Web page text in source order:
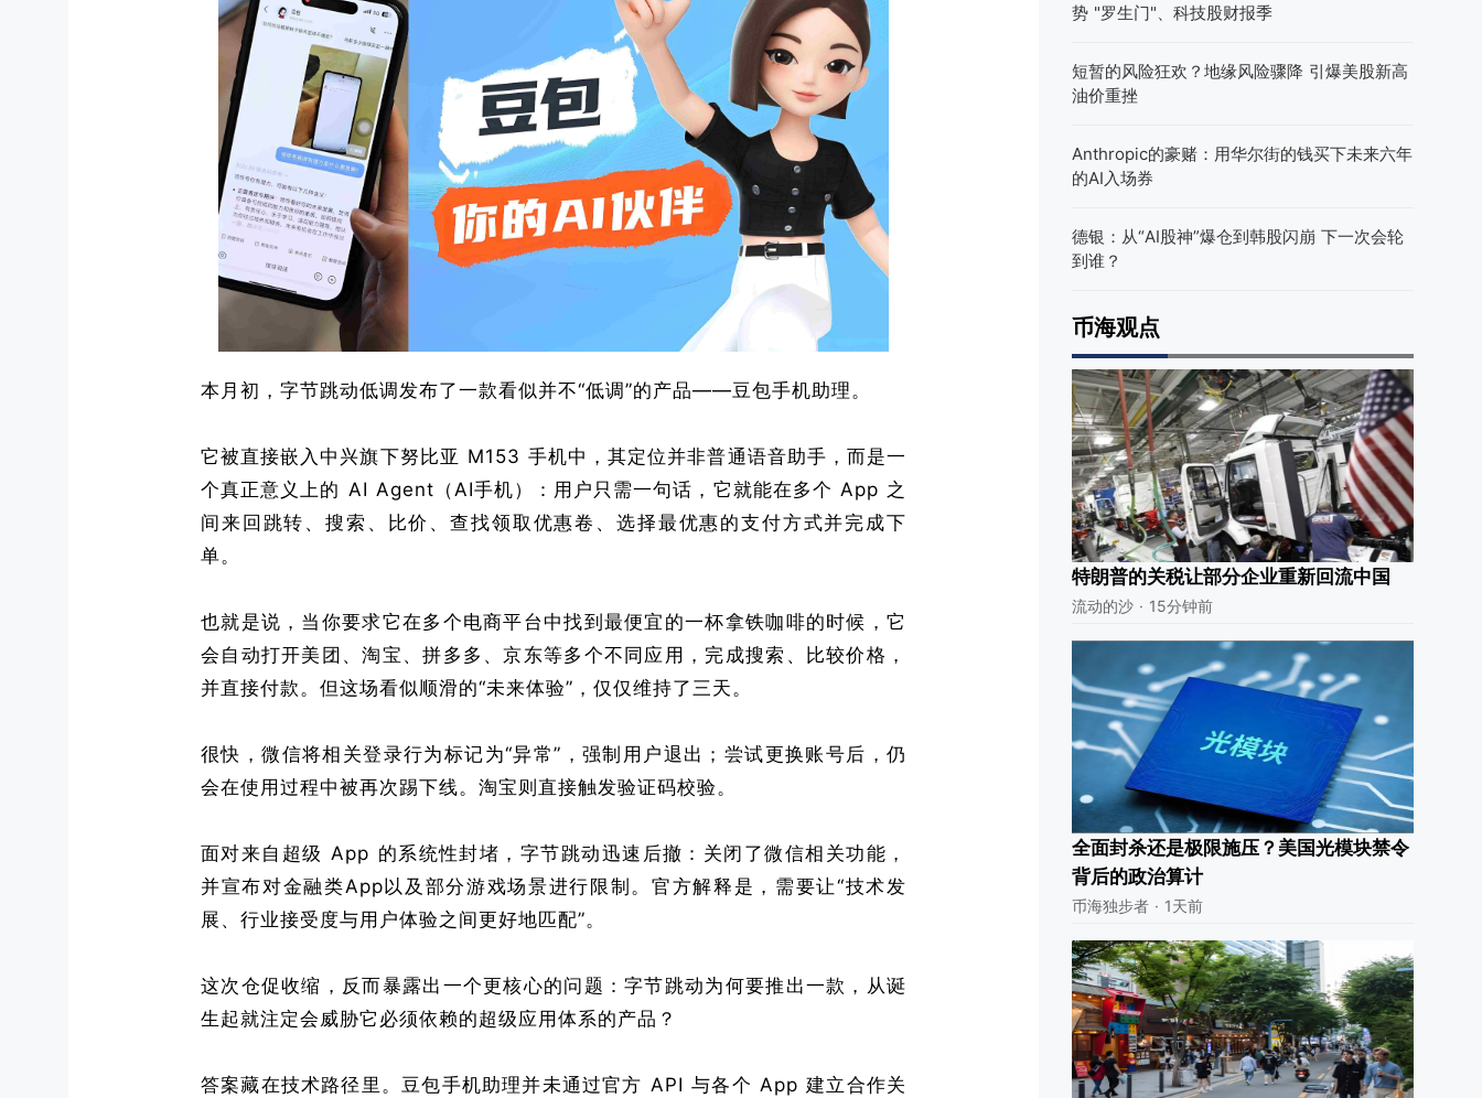
本月初，字节跳动低调发布了一款看似并不“低调”的产品——豆包手机助理。
它被直接嵌入中兴旗下努比亚 M153 手机中，其定位并非普通语音助手，而是一
个真正意义上的 AI Agent（AI手机）：用户只需一句话，它就能在多个 App 之
间来回跳转、搜索、比价、查找领取优惠卷、选择最优惠的支付方式并完成下
单。
也就是说，当你要求它在多个电商平台中找到最便宜的一杯拿铁咖啡的时候，它
会自动打开美团、淘宝、拼多多、京东等多个不同应用，完成搜索、比较价格，
并直接付款。但这场看似顺滑的“未来体验”，仅仅维持了三天。
很快，微信将相关登录行为标记为“异常”，强制用户退出；尝试更换账号后，仍
会在使用过程中被再次踢下线。淘宝则直接触发验证码校验。
面对来自超级 App 的系统性封堵，字节跳动迅速后撤：关闭了微信相关功能，
并宣布对金融类App以及部分游戏场景进行限制。官方解释是，需要让“技术发
展、行业接受度与用户体验之间更好地匹配”。
这次仓促收缩，反而暴露出一个更核心的问题：字节跳动为何要推出一款，从诞
生起就注定会威胁它必须依赖的超级应用体系的产品？
答案藏在技术路径里。豆包手机助理并未通过官方 API 与各个 App 建立合作关
势 "罗生门"、科技股财报季
短暂的风险狂欢？地缘风险骤降 引爆美股新高
油价重挫
Anthropic的豪赌：用华尔街的钱买下未来六年
的AI入场券
德银：从“AI股神”爆仓到韩股闪崩 下一次会轮
到谁？
币海观点
特朗普的关税让部分企业重新回流中国
流动的沙 · 15分钟前
全面封杀还是极限施压？美国光模块禁令
背后的政治算计
币海独步者 · 1天前